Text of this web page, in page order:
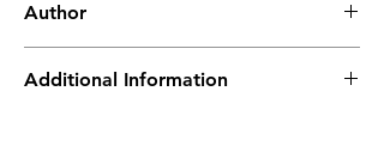
Author
Additional Information